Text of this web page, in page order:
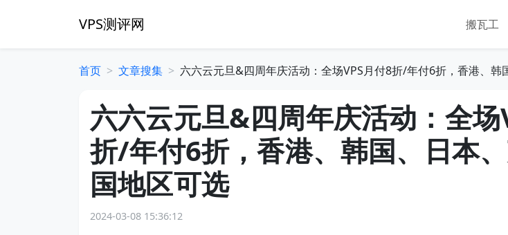
VPS测评网 搬瓦工
首页 文章搜集 六六云元旦&四周年庆活动：全场VPS月付8折/年付6折，香港、
六六云元旦&四周年庆活动：全场
折/年付6折，香港、韩国、日本
国地区可选
2024-03-08 15:36:12